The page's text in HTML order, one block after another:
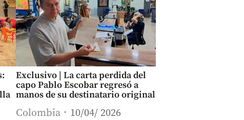
Exclusivo | La carta perdida del
capo Pablo Escobar regresó a
manos de su destinatario original
Colombia 10/04/ 2026